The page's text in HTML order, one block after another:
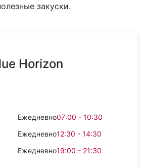
закуски.
Horizon
Ежедневно07:00 - 10:30
Ежедневно12:30 - 14:30
Ежедневно19:00 - 21:30